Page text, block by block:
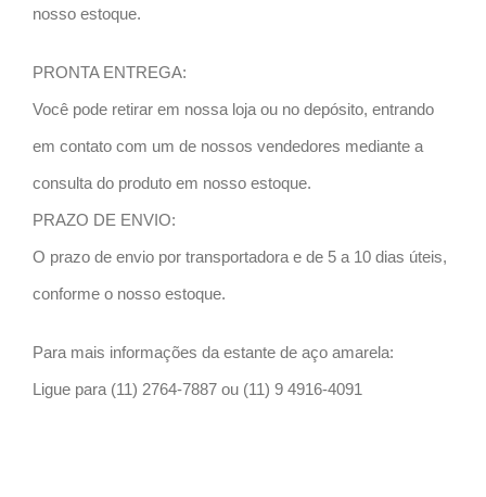
nosso estoque.
PRONTA ENTREGA:
Você pode retirar em nossa loja ou no depósito, entrando
em contato com um de nossos vendedores mediante a
consulta do produto em nosso estoque.
PRAZO DE ENVIO:
O prazo de envio por transportadora e de 5 a 10 dias úteis,
conforme o nosso estoque.
Para mais informações da estante de aço amarela:
Ligue para (11) 2764-7887 ou (11) 9 4916-4091